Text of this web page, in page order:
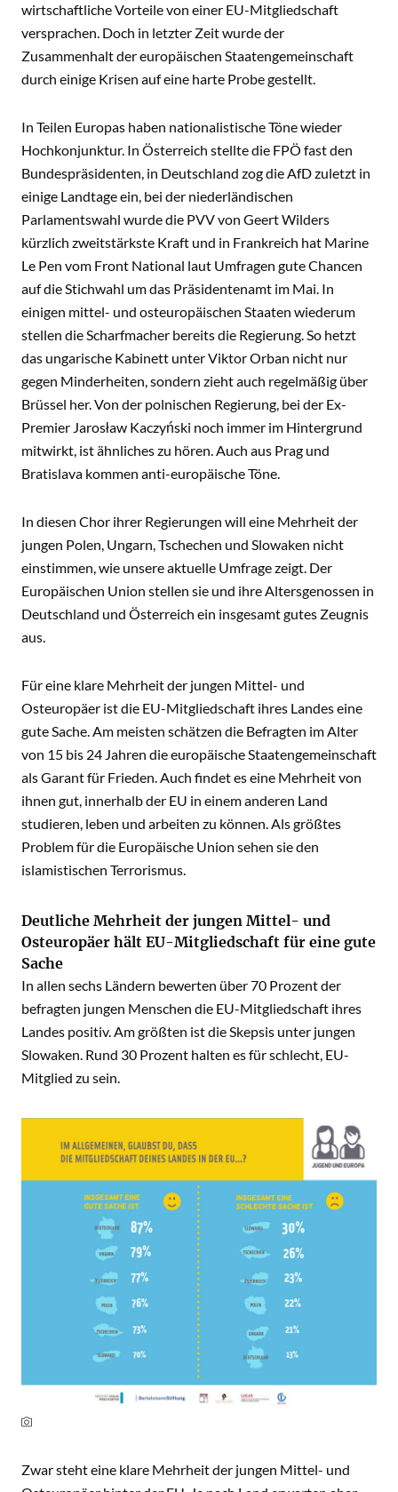
wirtschaftliche Vorteile von einer EU-Mitgliedschaft
versprachen. Doch in letzter Zeit wurde der
Zusammenhalt der europäischen Staatengemeinschaft
durch einige Krisen auf eine harte Probe gestellt.
In Teilen Europas haben nationalistische Töne wieder
Hochkonjunktur. In Österreich stellte die FPÖ fast den
Bundespräsidenten, in Deutschland zog die AfD zuletzt in
einige Landtage ein, bei der niederländischen
Parlamentswahl wurde die PVV von Geert Wilders
kürzlich zweitstärkste Kraft und in Frankreich hat Marine
Le Pen vom Front National laut Umfragen gute Chancen
auf die Stichwahl um das Präsidentenamt im Mai. In
einigen mittel- und osteuropäischen Staaten wiederum
stellen die Scharfmacher bereits die Regierung. So hetzt
das ungarische Kabinett unter Viktor Orban nicht nur
gegen Minderheiten, sondern zieht auch regelmäßig über
Brüssel her. Von der polnischen Regierung, bei der Ex-
Premier Jarosław Kaczyński noch immer im Hintergrund
mitwirkt, ist ähnliches zu hören. Auch aus Prag und
Bratislava kommen anti-europäische Töne.
In diesen Chor ihrer Regierungen will eine Mehrheit der
jungen Polen, Ungarn, Tschechen und Slowaken nicht
einstimmen, wie unsere aktuelle Umfrage zeigt. Der
Europäischen Union stellen sie und ihre Altersgenossen in
Deutschland und Österreich ein insgesamt gutes Zeugnis
aus.
Für eine klare Mehrheit der jungen Mittel- und
Osteuropäer ist die EU-Mitgliedschaft ihres Landes eine
gute Sache. Am meisten schätzen die Befragten im Alter
von 15 bis 24 Jahren die europäische Staatengemeinschaft
als Garant für Frieden. Auch findet es eine Mehrheit von
ihnen gut, innerhalb der EU in einem anderen Land
studieren, leben und arbeiten zu können. Als größtes
Problem für die Europäische Union sehen sie den
islamistischen Terrorismus.
Deutliche Mehrheit der jungen Mittel- und
Osteuropäer hält EU-Mitgliedschaft für eine gute
Sache
In allen sechs Ländern bewerten über 70 Prozent der
befragten jungen Menschen die EU-Mitgliedschaft ihres
Landes positiv. Am größten ist die Skepsis unter jungen
Slowaken. Rund 30 Prozent halten es für schlecht, EU-
Mitglied zu sein.
Zwar steht eine klare Mehrheit der jungen Mittel- und